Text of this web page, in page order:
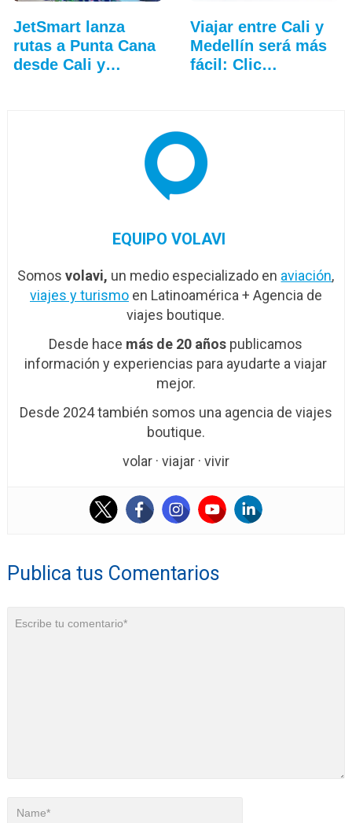
JetSmart lanza
rutas a Punta Cana
desde Cali y
Viajar entre Cali y
Medellín será más
fácil: Clic…
EQUIPO VOLAVI
Somosvolavi, un medio especializado en aviación,
viajes y turismoen Latinoamérica + Agencia de
viajes boutique.
Desde hace más de 20 años publicamos
información y experiencias para ayudarte a viajar
mejor.
Desde 2024 también somos una agencia de viajes
boutique.
volar · viajar · vivir
Publica tus Comentarios